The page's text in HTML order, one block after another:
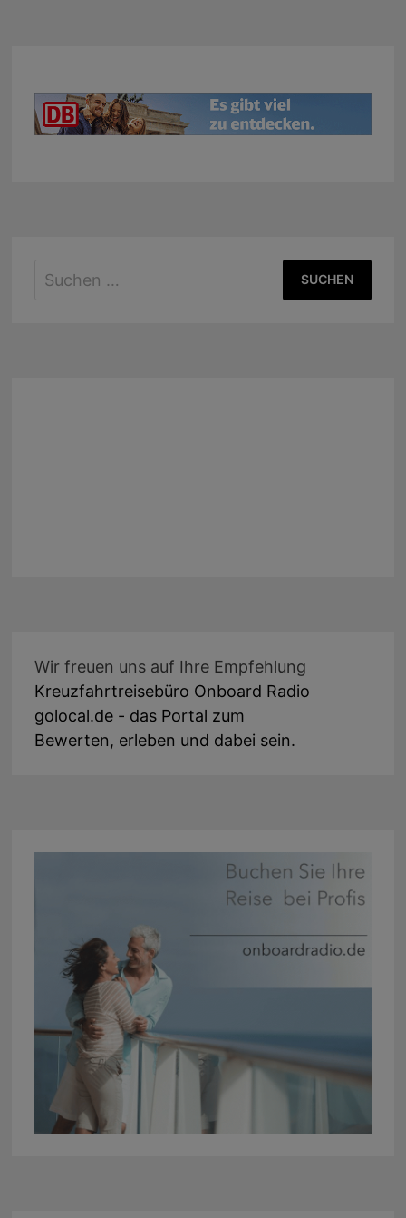
Suchen
Wir freuen uns auf Ihre Empfehlung
Kreuzfahrtreisebüro Onboard Radio
golocal.de - das Portal zum
Bewerten, erleben und dabei sein.